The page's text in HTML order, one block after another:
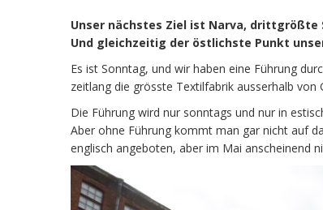
Unser nächstes Ziel ist Narva,
Und gleichzeitig der östlichste Punkt
Es ist Sonntag, und wir haben eine Führung
zeitlang die grösste Textilfabrik ausserhalb
Die Führung wird nur sonntags und nur in
Aber ohne Führung kommt man gar nicht auf
englisch angeboten, aber im Mai anscheinend